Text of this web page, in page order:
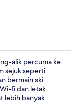
alik percuma ke
sejuk seperti
bermain ski
fi dan letak
lebih banyak